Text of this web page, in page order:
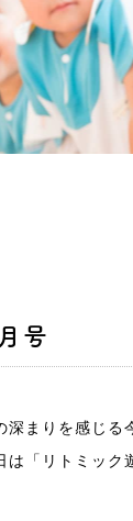
号
まりを感じる
は「リトミッ